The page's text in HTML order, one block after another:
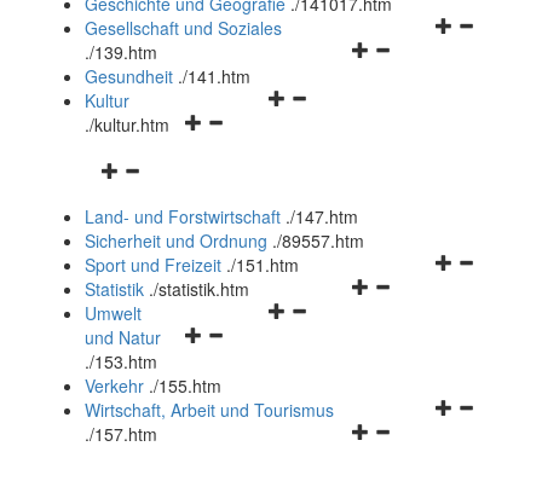
schließen
Navigationsmenü
Gesellschaft und Soziales
./139.htm
Navigationsmenü
Gesundheit ./141.htm
Navigationsmenü
Kultur
./kultur.htm
Navigationsmenü
und
schließen
Land- und Forstwirtschaft ./147.htm
Sicherheit und Ordnung ./89557.htm
Navigationsmenü
Sport und Freizeit ./151.htm
Navigationsmenü
Statistik ./statistik.htm
Navigationsmenü
und
schließen
Umwelt
und Natur
./153.htm
Verkehr ./155.htm
Navigationsmenü
Wirtschaft, Arbeit und Tourismus
./157.htm